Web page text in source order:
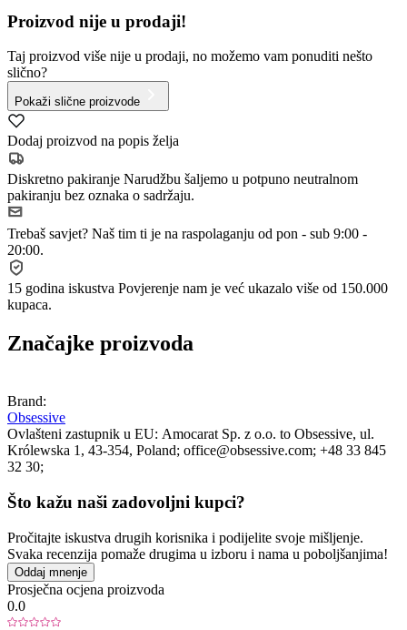
Proizvod nije u prodaji!
Taj proizvod više nije u prodaji, no možemo vam ponuditi nešto
slično?
Pokaži slične proizvode
Dodaj proizvod na popis želja
Diskretno pakiranje Narudžbu šaljemo u potpuno neutralnom
pakiranju bez oznaka o sadržaju.
Trebaš savjet? Naš tim ti je na raspolaganju od pon - sub 9:00 -
20:00.
15 godina iskustva Povjerenje nam je već ukazalo više od 150.000
kupaca.
Značajke proizvoda
Brand:
Obsessive
Ovlašteni zastupnik u EU: Amocarat Sp. z o.o. to Obsessive, ul.
Królewska 1 , 43-354, Poland; office@obsessive.com; +48 33 845
32 30;
Što kažu naši zadovoljni kupci?
Pročitajte iskustva drugih korisnika i podijelite svoje mišljenje.
Svaka recenzija pomaže drugima u izboru i nama u poboljšanjima!
Oddaj mnenje
Prosječna ocjena proizvoda
0.0